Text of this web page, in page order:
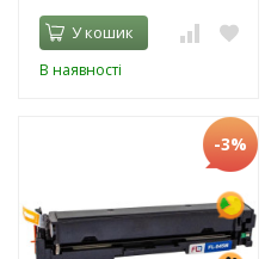
У кошик
В наявності
-3%